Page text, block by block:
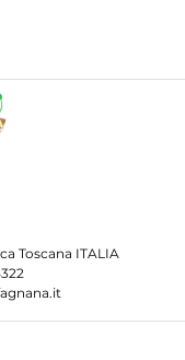
Toscana ITALIA